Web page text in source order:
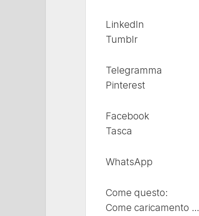
LinkedIn
Tumblr
Telegramma
Pinterest
Facebook
Tasca
WhatsApp
Come questo:
Come caricamento …